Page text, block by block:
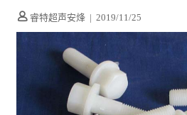
睿特超声安烽 | 2019/11/25